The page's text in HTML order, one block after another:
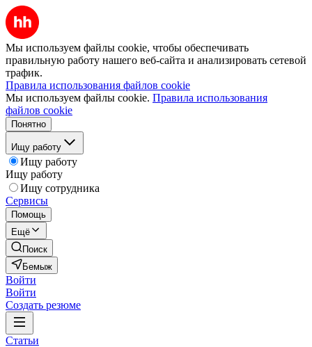
Мы используем файлы cookie, чтобы обеспечивать
правильную работу нашего веб-сайта и анализировать сетевой
трафик.
Правила использования файлов cookie
Мы используем файлы cookie. Правила использования
файлов cookie
Понятно
Ищу работу
Ищу работу
Ищу работу
Ищу сотрудника
Сервисы
Помощь
Ещё
Поиск
Бемыж
Войти
Войти
Создать резюме
Статьи